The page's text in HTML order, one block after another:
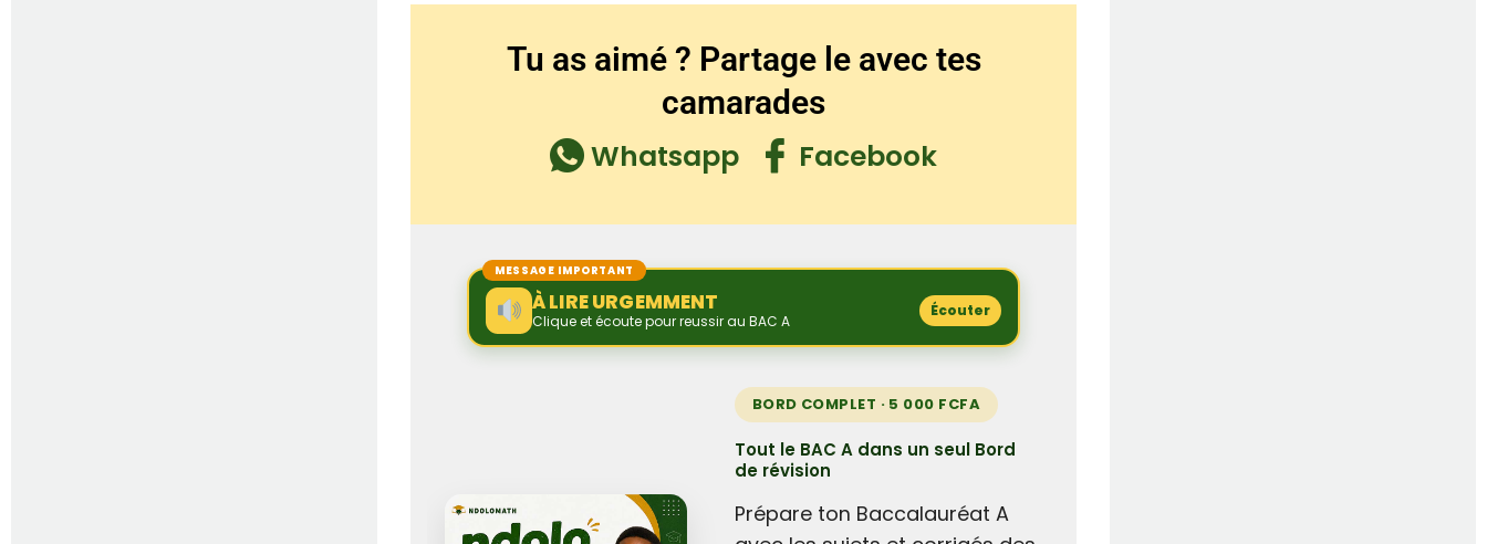
Tu as aimé ? Partage le avec tes
camarades
Whatsapp
Facebook
MESSAGE IMPORTANT
À LIRE URGEMMENT
Clique et écoute pour reussir au BAC A
Écouter
BORD COMPLET · 5 000 FCFA
Tout le BAC A dans un seul Bord
de révision
Prépare ton Baccalauréat A